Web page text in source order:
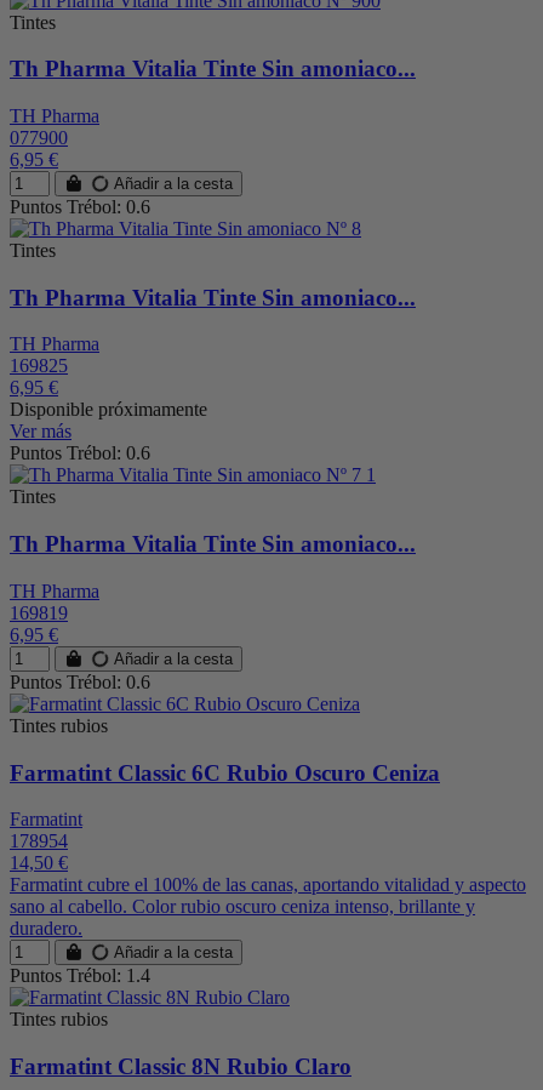
Tintes
Th Pharma Vitalia Tinte Sin amoniaco...
TH Pharma
077900
6,95 €
Añadir a la cesta
Puntos Trébol: 0.6
Tintes
Th Pharma Vitalia Tinte Sin amoniaco...
TH Pharma
169825
6,95 €
Disponible próximamente
Ver más
Puntos Trébol: 0.6
Tintes
Th Pharma Vitalia Tinte Sin amoniaco...
TH Pharma
169819
6,95 €
Añadir a la cesta
Puntos Trébol: 0.6
Tintes rubios
Farmatint Classic 6C Rubio Oscuro Ceniza
Farmatint
178954
14,50 €
Farmatint cubre el 100% de las canas, aportando vitalidad y aspecto
sano al cabello. Color rubio oscuro ceniza intenso, brillante y
duradero.
Añadir a la cesta
Puntos Trébol: 1.4
Tintes rubios
Farmatint Classic 8N Rubio Claro